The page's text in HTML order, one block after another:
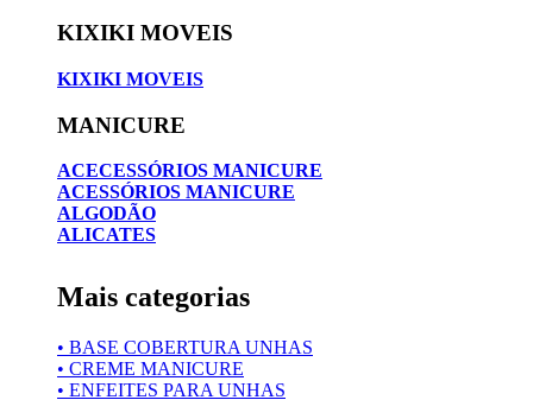
KIXIKI MOVEIS
KIXIKI MOVEIS
MANICURE
ACECESSÓRIOS MANICURE
ACESSÓRIOS MANICURE
ALGODÃO
ALICATES
Mais categorias
• BASE COBERTURA UNHAS
• CREME MANICURE
• ENFEITES PARA UNHAS